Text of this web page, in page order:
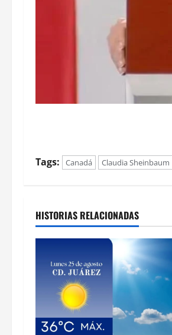
Tags: Canadá Claudia Sheinbaum
HISTORIAS RELACIONADAS